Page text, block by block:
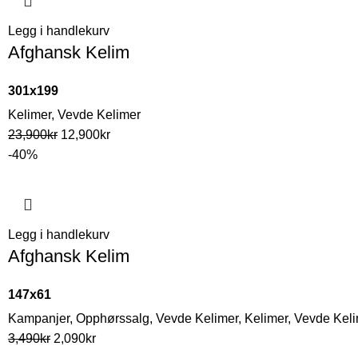
Legg i handlekurv
Afghansk Kelim
301x199
Kelimer, Vevde Kelimer
23,900kr 12,900kr
-40%
Legg i handlekurv
Afghansk Kelim
147x61
Kampanjer, Opphørssalg, Vevde Kelimer, Kelimer, Vevde
3,490kr 2,090kr